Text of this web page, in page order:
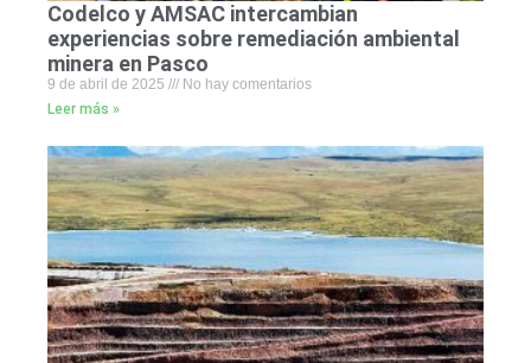
Codelco y AMSAC intercambian
experiencias sobre remediación ambiental
minera en Pasco
9 de abril de 2025
No hay comentarios
Leer más »